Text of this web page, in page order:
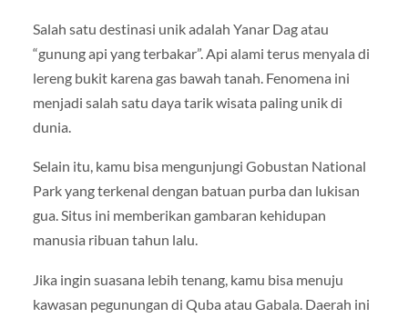
Salah satu destinasi unik adalah Yanar Dag atau
“gunung api yang terbakar”. Api alami terus menyala di
lereng bukit karena gas bawah tanah. Fenomena ini
menjadi salah satu daya tarik wisata paling unik di
dunia.
Selain itu, kamu bisa mengunjungi Gobustan National
Park yang terkenal dengan batuan purba dan lukisan
gua. Situs ini memberikan gambaran kehidupan
manusia ribuan tahun lalu.
Jika ingin suasana lebih tenang, kamu bisa menuju
kawasan pegunungan di Quba atau Gabala. Daerah ini